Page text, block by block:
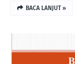
BACA LANJUT »